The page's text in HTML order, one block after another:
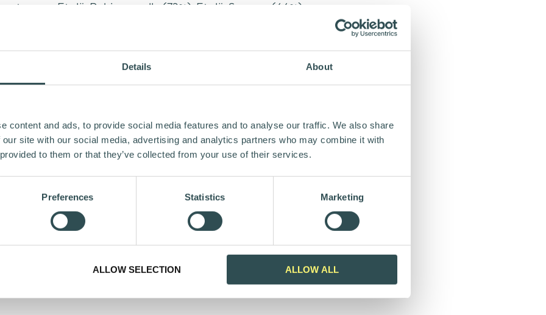
Details About
content and ads, to provide social media features and to analyse our traffic. We also share
site with our social media, advertising and analytics partners who may combine it with
to them or that they’ve collected from your use of their services.
Preferences Statistics Marketing
ALLOW SELECTION ALLOW ALL
Etelä-Pohjanmaalla (73%), Etelä-Savossa (66%),
on kiistatta positiivinen vaikutus yhteiskuntaan,
ja ihmisten jaksamiseen – hallituksen ehdotus sen
uhkaa kaikkia näitä hyötyjä. Tutkimuksemme vahvistaa
ovat osoittaneet työmatkapyöräilyn hyötyjä.
ja Itä-Suomen Yliopiston tutkimukset osoittavat, että
on keskimäärin 4,5 päivää vuodessa